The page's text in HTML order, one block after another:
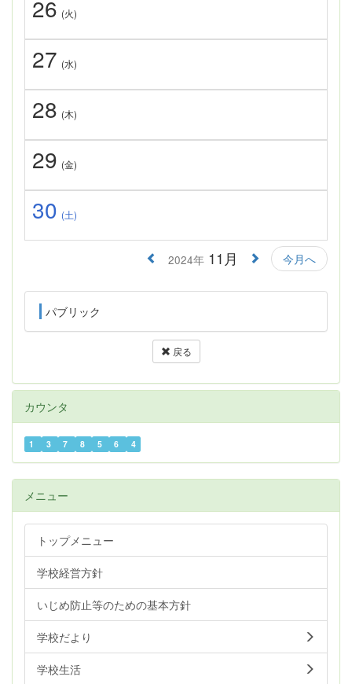
26 (火)
27 (水)
28 (木)
29 (金)
30 (土)
2024年 11月 今月へ
パブリック
戻る
カウンタ
1 3 7 8 5 6 4
メニュー
トップメニュー
学校経営方針
いじめ防止等のための基本方針
学校だより
学校生活